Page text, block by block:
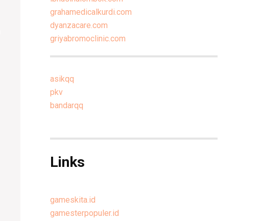
grahamedicalkurdi.com
dyanzacare.com
griyabromoclinic.com
asikqq
pkv
bandarqq
Links
gameskita.id
gamesterpopuler.id